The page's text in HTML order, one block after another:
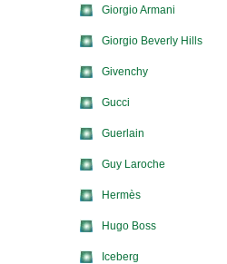
Giorgio Armani
Giorgio Beverly Hills
Givenchy
Gucci
Guerlain
Guy Laroche
Hermès
Hugo Boss
Iceberg